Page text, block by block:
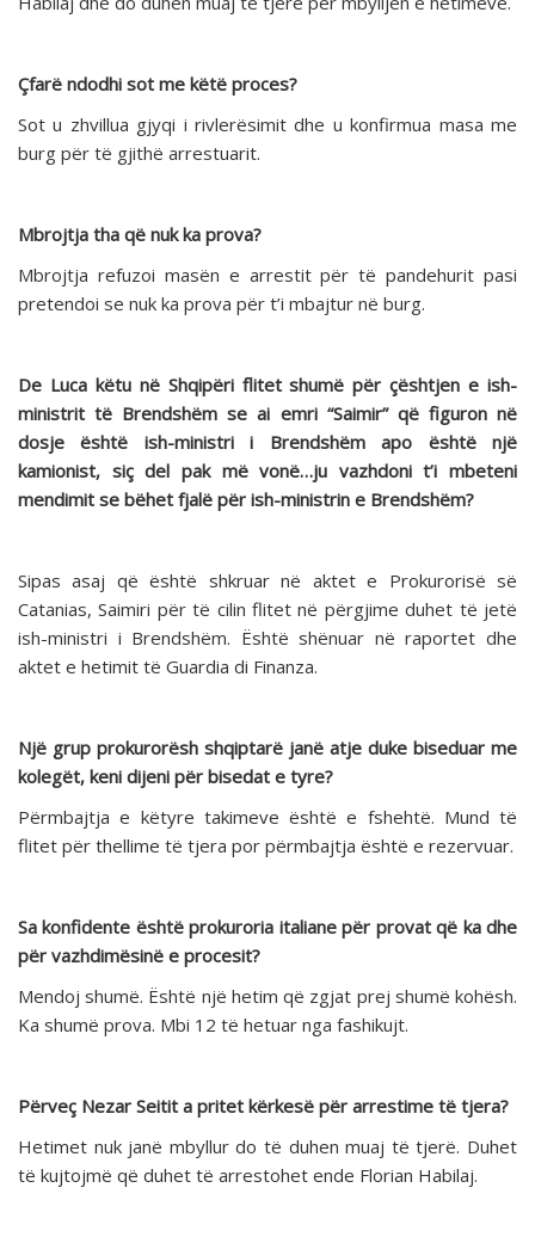
Çfarë ndodhi sot me këtë proces?
Sot u zhvillua gjyqi i rivlerësimit dhe u konfirmua masa me
burg për të gjithë arrestuarit.
Mbrojtja tha që nuk ka prova?
Mbrojtja refuzoi masën e arrestit për të pandehurit pasi
pretendoi se nuk ka prova për t’i mbajtur në burg.
De Luca këtu në Shqipëri flitet shumë për çështjen e ish-
ministrit të Brendshëm se ai emri “Saimir” që figuron në
dosje është ish-ministri i Brendshëm apo është një
kamionist, siç del pak më vonë…ju vazhdoni t’i mbeteni
mendimit se bëhet fjalë për ish-ministrin e Brendshëm?
Sipas asaj që është shkruar në aktet e Prokurorisë së
Catanias, Saimiri për të cilin flitet në përgjime duhet të jetë
ish-ministri i Brendshëm. Është shënuar në raportet dhe
aktet e hetimit të Guardia di Finanza.
Një grup prokurorësh shqiptarë janë atje duke biseduar me
kolegët, keni dijeni për bisedat e tyre?
Përmbajtja e këtyre takimeve është e fshehtë. Mund të
flitet për thellime të tjera por përmbajtja është e rezervuar.
Sa konfidente është prokuroria italiane për provat që ka dhe
për vazhdimësinë e procesit?
Mendoj shumë. Është një hetim që zgjat prej shumë kohësh.
Ka shumë prova. Mbi 12 të hetuar nga fashikujt.
Përveç Nezar Seitit a pritet kërkesë për arrestime të tjera?
Hetimet nuk janë mbyllur do të duhen muaj të tjerë. Duhet
të kujtojmë që duhet të arrestohet ende Florian Habilaj.